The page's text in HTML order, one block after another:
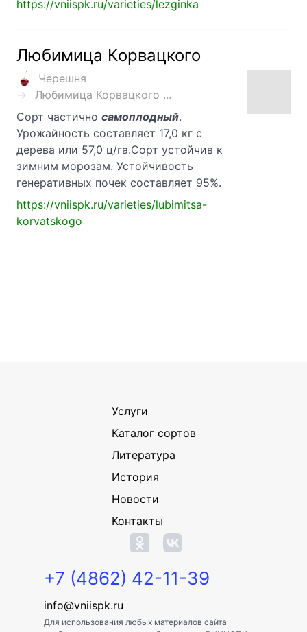
https://vniispk.ru/varieties/lezginka
Любимица Корвацкого
Черешня
Любимица Корвацкого ...
Сорт частично самоплодный.
Урожайность составляет 17,0 кг с
дерева или 57,0 ц/га.Сорт устойчив к
зимним морозам. Устойчивость
генеративных почек составляет 95%.
https://vniispk.ru/varieties/lubimitsa-
korvatskogo
Услуги
Каталог сортов
Литература
История
Новости
Контакты
+7 (4862) 42-11-39
info@vniispk.ru
Для использования любых материалов сайта